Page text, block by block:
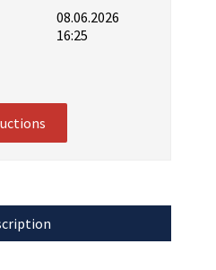
08.06.2026
16:25